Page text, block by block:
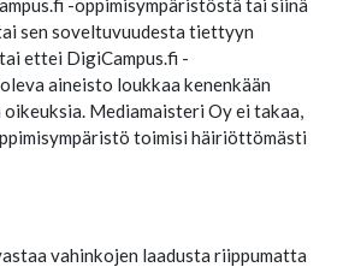
-oppimisympäristöstä tai siinä
sen soveltuvuudesta tiettyyn
ettei DigiCampus.fi -
aineisto loukkaa kenenkään
Mediamaisteri Oy ei takaa,
toimisi häiriöttömästi
vahinkojen laadusta riippumatta